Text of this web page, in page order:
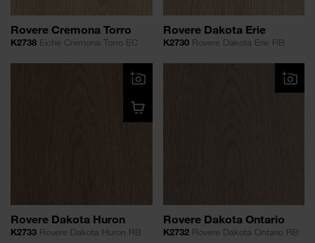
Rovere Cremona Torro
K2738 Eiche Cremona Torro EC
Rovere Dakota Erie
K2730Rovere Dakota Erie RB
Rovere Dakota Huron
K2733 Rovere Dakota Huron RB
Rovere Dakota Ontario
K2732Rovere Dakota Ontario RB